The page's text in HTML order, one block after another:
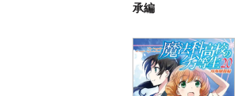
承編